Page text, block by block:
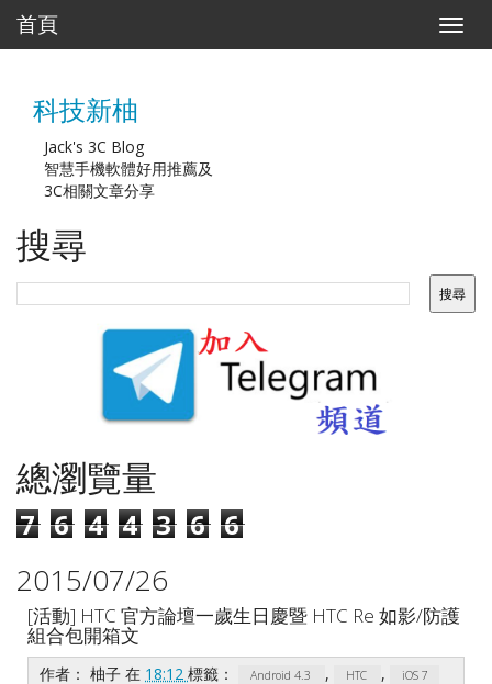
T
o
o
首頁
科技新柚
Jack's 3C Blog
智慧手機軟體好用推薦及
3C相關文章分享
搜尋
總瀏覽量
7 6 4 4 3 6 6
2015/07/26
[活動] HTC 官方論壇一歲生日慶暨 HTC Re 如影/防護
組合包開箱文
作者： 柚子 在 18:12 標籤： Android 4.3 , HTC , iOS 7